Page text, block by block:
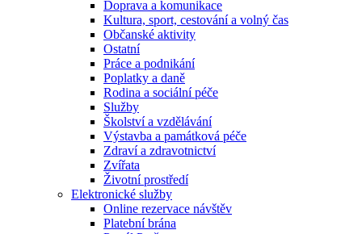
Doprava a komunikace
Kultura, sport, cestování a volný čas
Občanské aktivity
Ostatní
Práce a podnikání
Poplatky a daně
Rodina a sociální péče
Služby
Školství a vzdělávání
Výstavba a památková péče
Zdraví a zdravotnictví
Zvířata
Životní prostředí
Elektronické služby
Online rezervace návštěv
Platební brána